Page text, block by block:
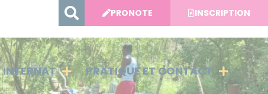
PRONOTE INSCRIPTION
INTERNAT PRATIQUE ET CONTACT